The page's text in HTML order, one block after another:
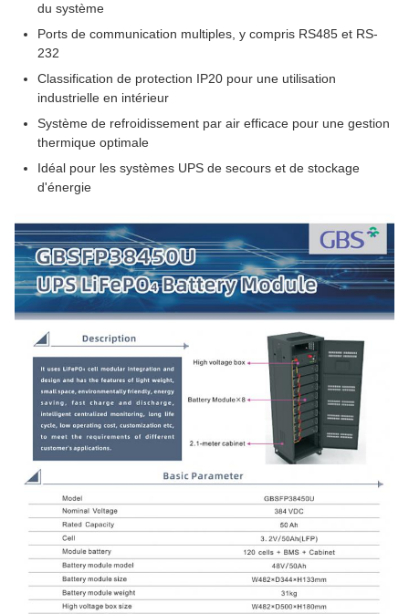
du système
Ports de communication multiples, y compris RS485 et RS-
232
Classification de protection IP20 pour une utilisation
industrielle en intérieur
Système de refroidissement par air efficace pour une gestion
thermique optimale
Idéal pour les systèmes UPS de secours et de stockage
d'énergie